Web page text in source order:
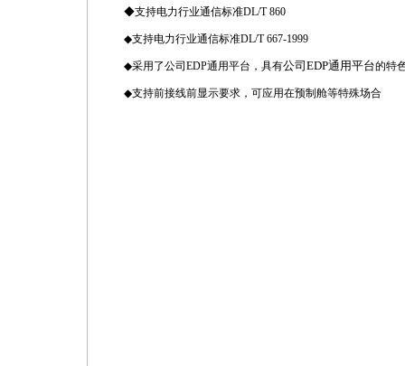
◆支持电力行业通信标准DL/T 860
◆支持电力行业通信标准DL/T 667-1999
◆采用了公司EDP通用平台，具有公司EDP通用平台的特
◆支持前接线前显示要求，可应用在预制舱等特殊场合